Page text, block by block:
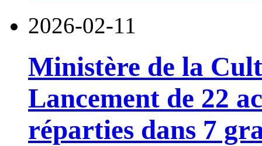
2026-02-11
Ministère de la
Lancement de 22
réparties dans 7